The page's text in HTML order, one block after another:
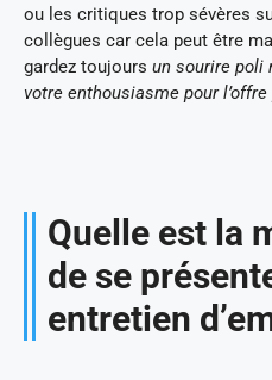
ou les critiques trop sévères
collègues car cela peut être
gardez toujours un sourire poli
votre enthousiasme pour
Quelle est la
de se
entretien